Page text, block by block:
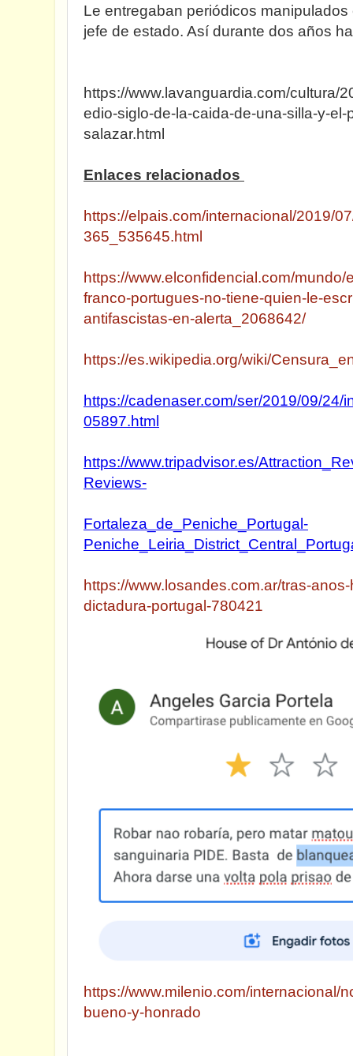
Le entregaban periódicos
jefe de estado. Así durante dos años
https://www.lavanguardia.com/cultura/
edio-siglo-de-la-caida-de-una-silla-y-el-
salazar.html
Enlaces relacionados
https://elpais.com/internacional/2019/
365_535645.html
https://www.elconfidencial.com/
franco-portugues-no-tiene-quien-le-
antifascistas-en-alerta_2068642/
https://es.wikipedia.org/wiki/
https://cadenaser.com/ser/2019/09/24/
05897.html
https://www.tripadvisor.es/
Reviews-
Fortaleza_de_Peniche_Portugal-
https://www.losandes.com.ar/tras-
dictadura-portugal-780421
https://www.milenio.com/internacional/
bueno-y-honrado